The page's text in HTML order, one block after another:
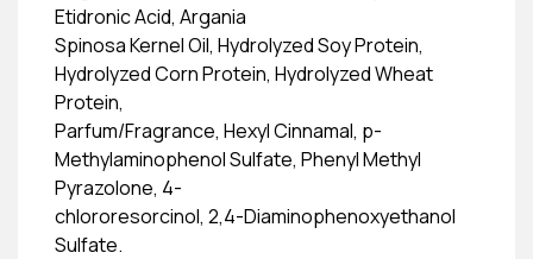
Etidronic Acid, Argania
Spinosa Kernel Oil, Hydrolyzed Soy Protein,
Hydrolyzed Corn Protein, Hydrolyzed Wheat
Protein,
Parfum/Fragrance, Hexyl Cinnamal, p-
Methylaminophenol Sulfate, Phenyl Methyl
Pyrazolone, 4-
chlororesorcinol, 2,4-Diaminophenoxyethanol
Sulfate.